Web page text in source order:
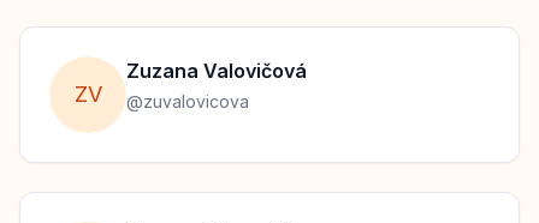
ZV
Zuzana Valovičová
@zuvalovicova